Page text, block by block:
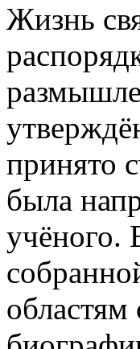
Жизнь
принято
была
учёного.
областям